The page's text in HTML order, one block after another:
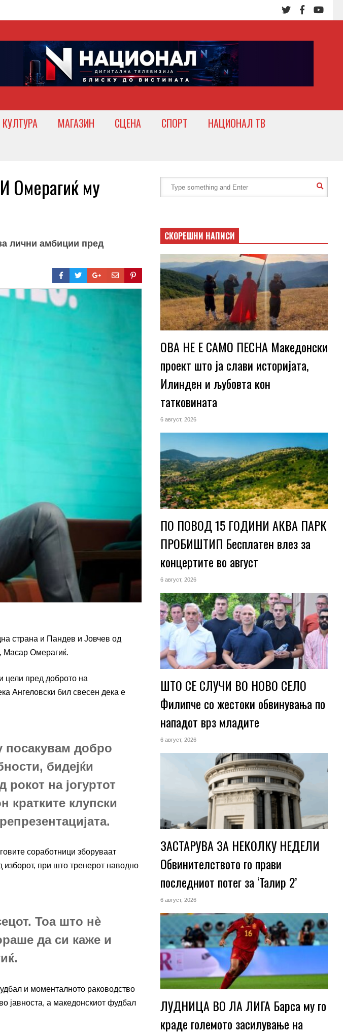
КУЛТУРА МАГАЗИН СЦЕНА СПОРТ
НАЦИОНАЛ ТВ
му
лични амбиции пред
страна и Пандев и Јовчев од
Масар Омерагиќ.
цели пред доброто на
Ангеловски бил свесен дека е
посакувам добро
бидејќи
рокот на јогуртот
кратките клупски
соработници зборуваат
изборот, при што тренерот наводно
Тоа што нè
да си каже и
и моменталното раководство
јавноста, а македонскиот фудбал
СКОРЕШНИ НАПИСИ
ОВА НЕ Е САМО ПЕСНА Македонски
проект што ја слави историјата,
Илинден и љубовта кон
татковината
6 август, 2026
ПО ПОВОД 15 ГОДИНИ АКВА ПАРК
ПРОБИШТИП Бесплатен влез за
концертите во август
6 август, 2026
ШТО СЕ СЛУЧИ ВО НОВО СЕЛО
Филипче со жестоки обвинувања по
нападот врз младите
6 август, 2026
ЗАСТАРУВА ЗА НЕКОЛКУ НЕДЕЛИ
Обвинителството го прави
последниот потег за ‘Талир 2’
6 август, 2026
ЛУДНИЦА ВО ЛА ЛИГА Барса му го
краде големото засилување на